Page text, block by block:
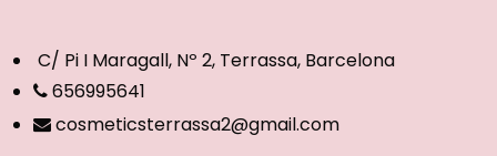
C/ Pi I Maragall, Nº 2, Terrassa, Barcelona
656995641
cosmeticsterrassa2@gmail.com